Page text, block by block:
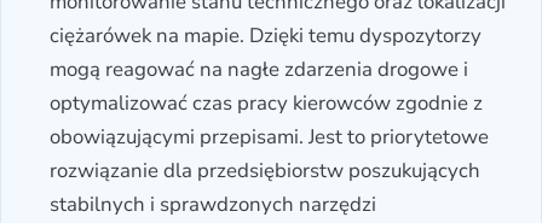
ciężarówek na mapie. Dzięki temu dyspozytorzy
mogą reagować na nagłe zdarzenia drogowe i
optymalizować czas pracy kierowców zgodnie z
obowiązującymi przepisami. Jest to priorytetowe
rozwiązanie dla przedsiębiorstw poszukujących
stabilnych i sprawdzonych narzędzi